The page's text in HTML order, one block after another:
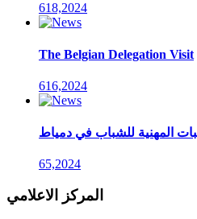
618,2024
The Belgian Delegation Visit
616,2024
المهنية للشباب في دمياط
65,2024
المركز الاعلامي